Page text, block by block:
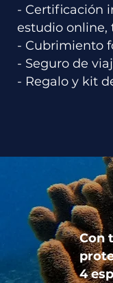
- Certificación
estudio online,
- Cubrimiento
- Seguro de
- Regalo y kit
Con
4